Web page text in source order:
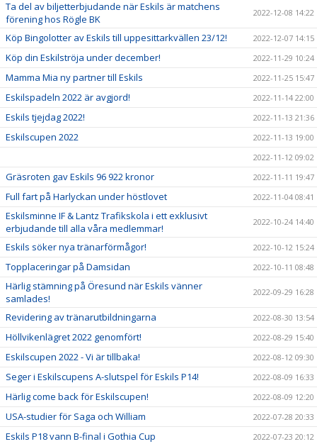
Ta del av biljetterbjudande när Eskils är matchens
förening hos Rögle BK
2022-12-08 14:22
Köp Bingolotter av Eskils till uppesittarkvällen 23/12! 2022-12-07 14:15
Köp din Eskilströja under december! 2022-11-29 10:24
Mamma Mia ny partner till Eskils 2022-11-25 15:47
Eskilspadeln 2022 är avgjord! 2022-11-14 22:00
Eskils tjejdag 2022! 2022-11-13 21:36
Eskilscupen 2022
2022-11-13 19:00
2022-11-12 09:02
Gräsroten gav Eskils 96 922 kronor 2022-11-11 19:47
Full fart på Harlyckan under höstlovet 2022-11-04 08:41
Eskilsminne IF & Lantz Trafikskola i ett exklusivt
erbjudande till alla våra medlemmar!
2022-10-24 14:40
Eskils söker nya tränarförmågor! 2022-10-12 15:24
Topplaceringar på Damsidan 2022-10-11 08:48
Härlig stämning på Öresund när Eskils vänner
samlades!
2022-09-29 16:28
Revidering av tränarutbildningarna 2022-08-30 13:54
Höllvikenlägret 2022 genomfört! 2022-08-29 15:40
Eskilscupen 2022 - Vi är tillbaka! 2022-08-12 09:30
Seger i Eskilscupens A-slutspel för Eskils P14! 2022-08-09 16:33
Härlig come back för Eskilscupen! 2022-08-09 12:20
USA-studier för Saga och William 2022-07-28 20:33
Eskils P18 vann B-final i Gothia Cup 2022-07-23 20:12